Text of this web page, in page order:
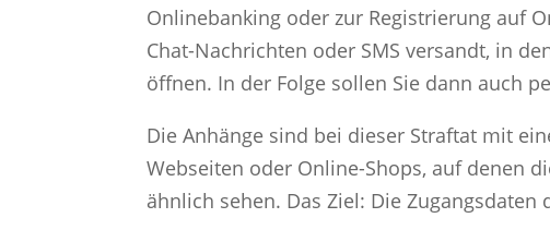
Onlinebanking oder zur Registrierung auf
Chat-Nachrichten oder SMS versandt, in
öffnen. In der Folge sollen Sie dann auch
Die Anhänge sind bei dieser Straftat mit
Webseiten oder Online-Shops, auf denen
ähnlich sehen. Das Ziel: Die